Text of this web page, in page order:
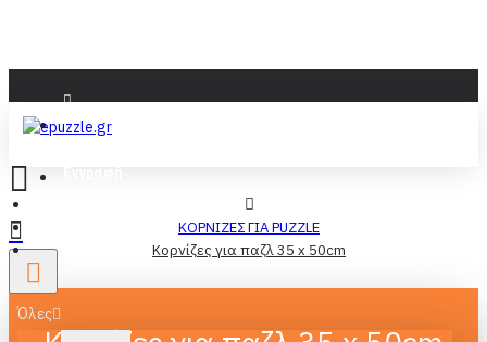
Είσοδος
Όλες
ΚΟΡΝΙΖΕΣ ΓΙΑ PUZZLE
Κορνίζες για παζλ 35 x 50cm